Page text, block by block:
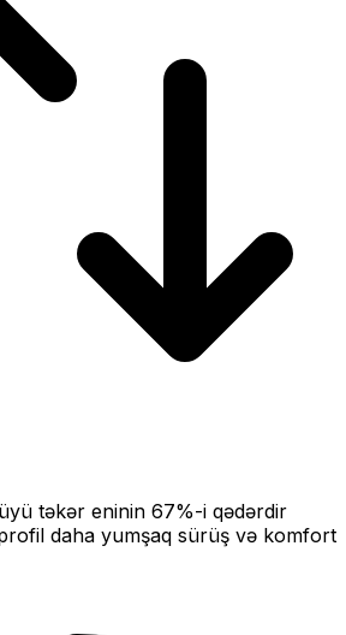
təkər eninin 67%-i qədərdir
daha yumşaq sürüş və komfort